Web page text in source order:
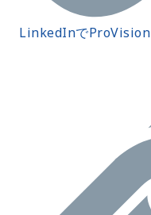
LinkedInでProVision